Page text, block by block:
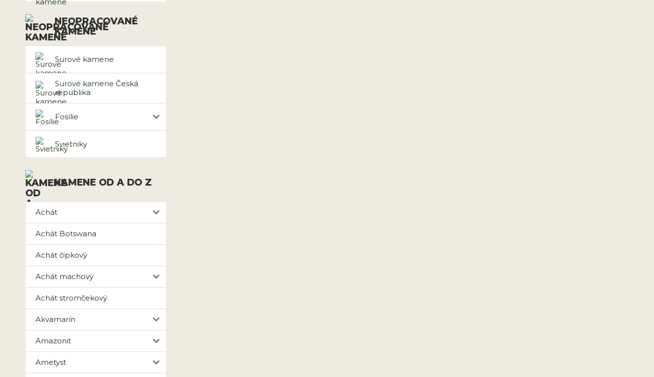
NEOPRACOVANÉ
KAMENE
Surové kamene
Surové kamene Česká
republika
Fosílie
Svietniky
KAMENE OD A DO Z
Achát
Achát Botswana
Achát čipkový
Achát machový
Achát stromčekový
Akvamarín
Amazonit
Ametyst